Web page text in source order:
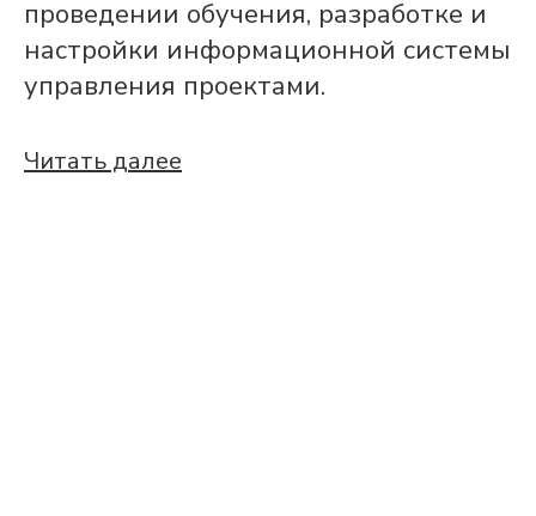
проведении обучения, разработке и
настройки информационной системы
управления проектами.
Читать далее